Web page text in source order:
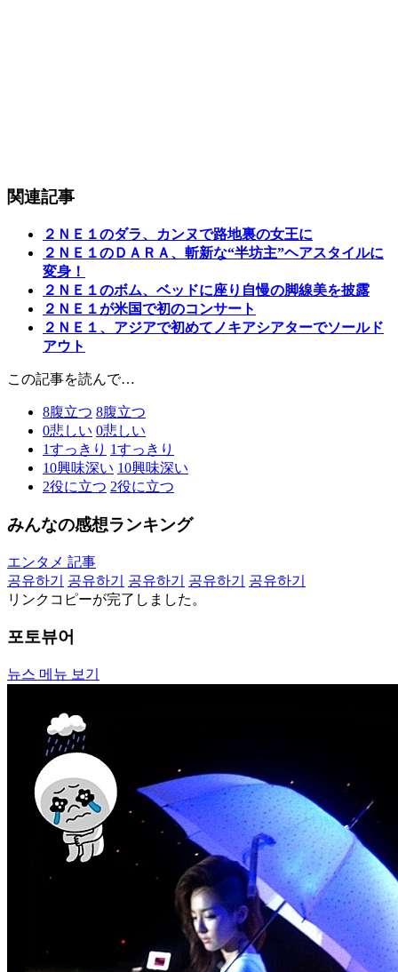
関連記事
２ＮＥ１のダラ、カンヌで路地裏の女王に
２ＮＥ１のＤＡＲＡ、斬新な“半坊主”ヘアスタイルに
変身！
２ＮＥ１のボム、ベッドに座り自慢の脚線美を披露
２ＮＥ１が米国で初のコンサート
２ＮＥ１、アジアで初めてノキアシアターでソールド
アウト
この記事を読んで…
8腹立つ 8腹立つ
0悲しい 0悲しい
1すっきり 1すっきり
10興味深い 10興味深い
2役に立つ 2役に立つ
みんなの感想ランキング
エンタメ 記事
공유하기
공유하기 공유하기 공유하기
공유하기
リンクコピーが完了しました。
포토뷰어
뉴스 메뉴 보기